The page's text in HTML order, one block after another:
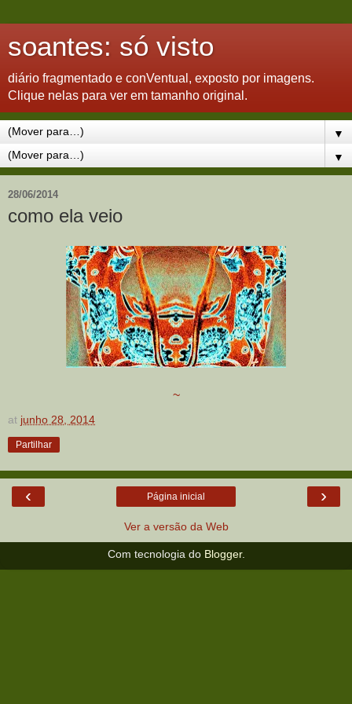
soantes: só visto
diário fragmentado e conVentual, exposto por imagens.
Clique nelas para ver em tamanho original.
▼
▼
28/06/2014
como ela veio
~
at junho 28, 2014
Partilhar
‹ ›
Página inicial
Ver a versão da Web
Com tecnologia do Blogger.